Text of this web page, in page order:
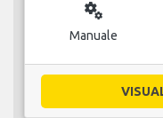
miscellaneous_services
Manuale